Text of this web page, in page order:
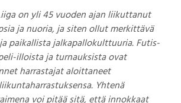
on yli 45 vuoden ajan liikuttanut
ja nuoria, ja siten ollut merkittävä
paikallista jalkapallokulttuuria. Futis-
illoista ja turnauksista ovat
harrastajat aloittaneet
Yhtenä